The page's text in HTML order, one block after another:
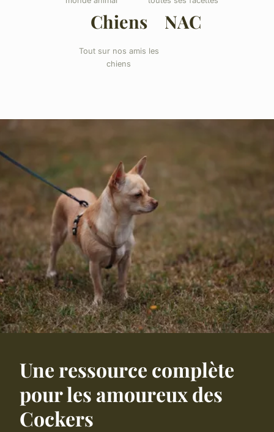
Chiens
Tout sur nos amis les
chiens
NAC
Une ressource complète
pour les amoureux des
Cockers